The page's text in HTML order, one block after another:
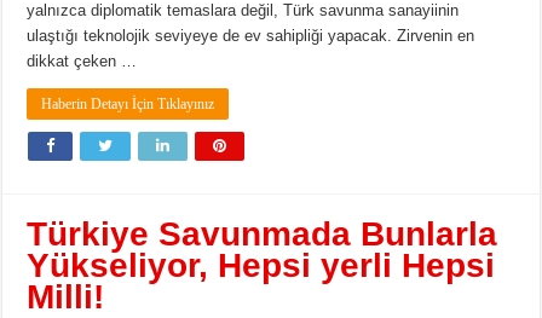
yalnızca diplomatik temaslara değil, Türk savunma sanayiinin
ulaştığı teknolojik seviyeye de ev sahipliği yapacak. Zirvenin en
dikkat çeken …
Haberin Detayı İçin Tıklayınız
Türkiye Savunmada Bunlarla
Yükseliyor, Hepsi yerli Hepsi
Milli!